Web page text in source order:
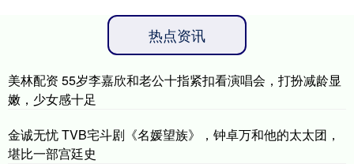
热点资讯
美林配资 55岁李嘉欣和老公十指紧扣看演唱会，打扮减龄显
嫩，少女感十足
金诚无忧 TVB宅斗剧《名媛望族》，钟卓万和他的太太团，
堪比一部宫廷史